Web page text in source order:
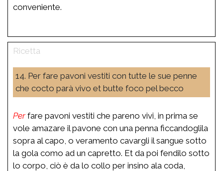
conveniente.
14. Per fare pavoni vestiti con tutte le sue penne
che cocto parà vivo et butte foco pel becco
Perfare pavoni vestiti che pareno vivi, in prima se
vole amazare il pavone con una penna ficcandoglila
sopra al capo, o veramento cavargli il sangue sotto
la gola como ad un capretto. Et da poi fendilo sotto
lo corpo, ciò è da lo collo per insino ala coda,